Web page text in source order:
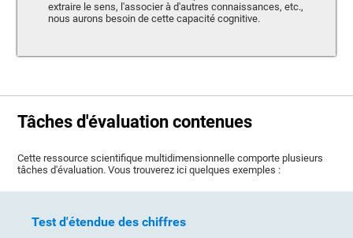
extraire le sens, l'associer à d'autres connaissances, etc.,
nous aurons besoin de cette capacité cognitive.
Tâches d'évaluation contenues
Cette ressource scientifique multidimensionnelle comporte plusieurs
tâches d'évaluation. Vous trouverez ici quelques exemples :
Test d'étendue des chiffres